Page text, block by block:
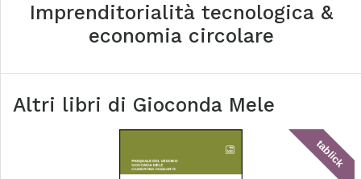
Imprenditorialità tecnologica &
economia circolare
Altri libri di Gioconda Mele
tablick